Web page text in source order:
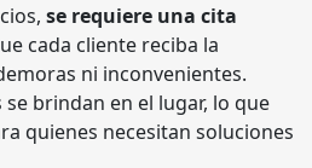
se requiere una cita
cada cliente reciba la
ni inconvenientes.
brindan en el lugar, lo que
quienes necesitan soluciones